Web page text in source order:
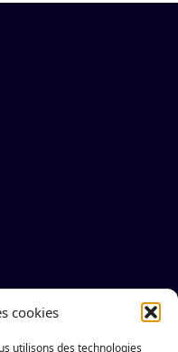
cookies
utilisons des technologies